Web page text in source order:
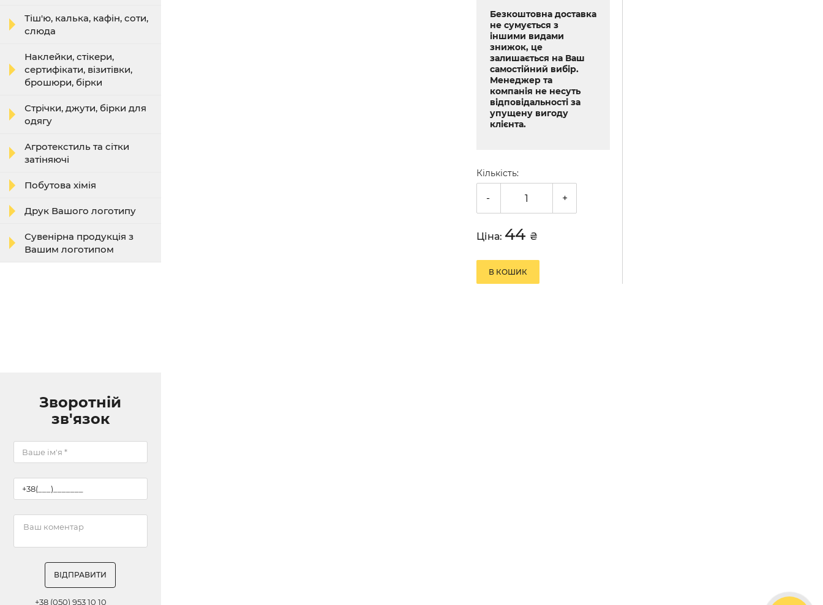
Тіш'ю, калька, кафін, соти,
слюда
Наклейки, стікери,
сертифікати, візитівки,
брошюри, бірки
Стрічки, джути, бірки для
одягу
Агротекстиль та сітки
затіняючі
Побутова хімія
Друк Вашого логотипу
Сувенірна продукція з
Вашим логотипом
Зворотній
зв'язок
ВІДПРАВИТИ
+38 (050) 953 10 10
Безкоштовна доставка
не сумується з
іншими видами
знижок, це
залишається на Ваш
самостійний вибір.
Менеджер та
компанія не несуть
відповідальності за
упущену вигоду
клієнта.
Кількість:
- +
Ціна: 44 ₴
В КОШИК